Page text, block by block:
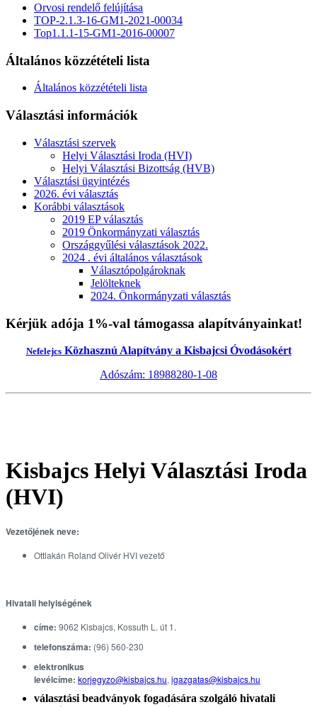
Orvosi rendelő felújítása
TOP-2.1.3-16-GM1-2021-00034
Top1.1.1-15-GM1-2016-00007
Általános közzétételi lista
Általános közzétételi lista
Választási információk
Választási szervek
Helyi Választási Iroda (HVI)
Helyi Választási Bizottság (HVB)
Választási ügyintézés
2026. évi választás
Korábbi választások
2019 EP választás
2019 Önkormányzati választás
Országgyűlési választások 2022.
2024 . évi általános választások
Választópolgároknak
Jelölteknek
2024. Önkormányzati választás
Kérjük adója 1%-val támogassa alapítványainkat!
NefelejcsKözhasznú Alapítvány a Kisbajcsi Óvodásokért
Adószám: 18988280-1-08
Kisbajcs Helyi Választási Iroda
(HVI)
Vezetőjének neve:
Ottlakán Roland Olivér HVI vezető
Hivatali helyiségének
címe: 9062 Kisbajcs, Kossuth L. út 1.
telefonszáma: (96) 560-230
elektronikus
levélcíme: korjegyzo@kisbajcs.hu, igazgatas@kisbajcs.hu
választási beadványok fogadására szolgáló hivatali